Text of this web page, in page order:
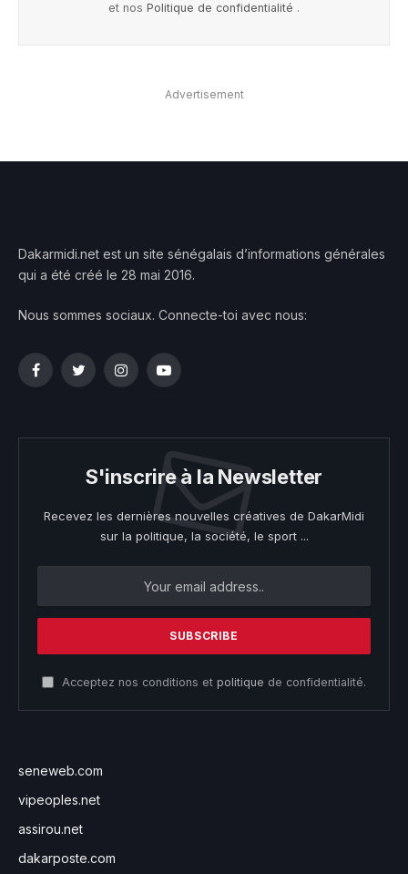
et nos Politique de confidentialité .
Advertisement
Dakarmidi.net est un site sénégalais d’informations générales
qui a été créé le 28 mai 2016.
Nous sommes sociaux. Connecte-toi avec nous:
FacebookTwitterInstagramYouTube
S'inscrire à la Newsletter
Recevez les dernières nouvelles créatives de DakarMidi
sur la politique, la société, le sport ...
Acceptez nos conditions et politique de confidentialité.
seneweb.com
vipeoples.net
assirou.net
dakarposte.com